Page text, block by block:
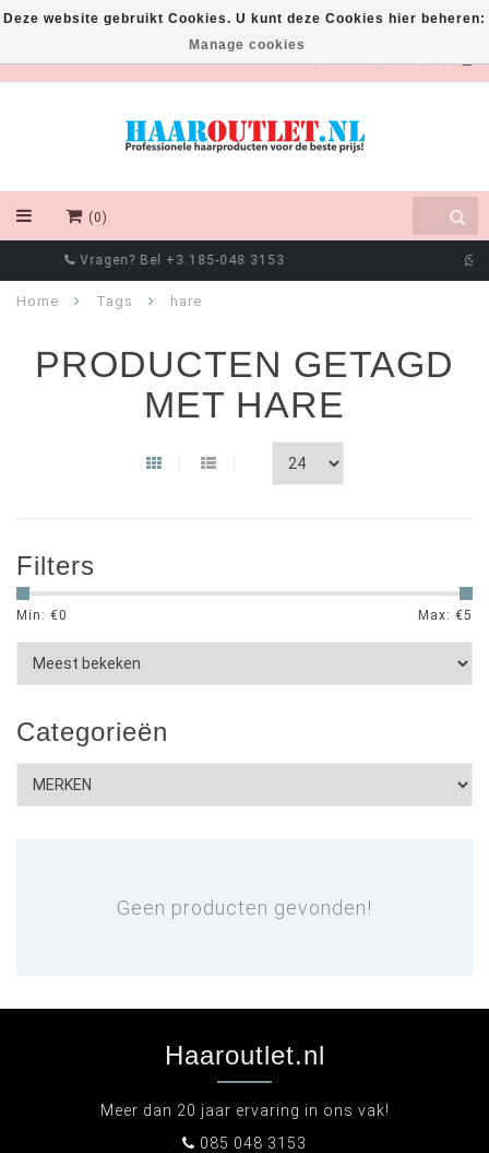
EUR
(0)
Chat met ons via Whatsapp! +316 8550 4111
Home Tags hare
PRODUCTEN GETAGD
MET HARE
Filters
Min: €0 Max: €5
Categorieën
Geen producten gevonden!
Deze website gebruikt Cookies. U kunt deze Cookies hier beheren:
Manage cookies
Haaroutlet.nl
Meer dan 20 jaar ervaring in ons vak!
085 048 3153